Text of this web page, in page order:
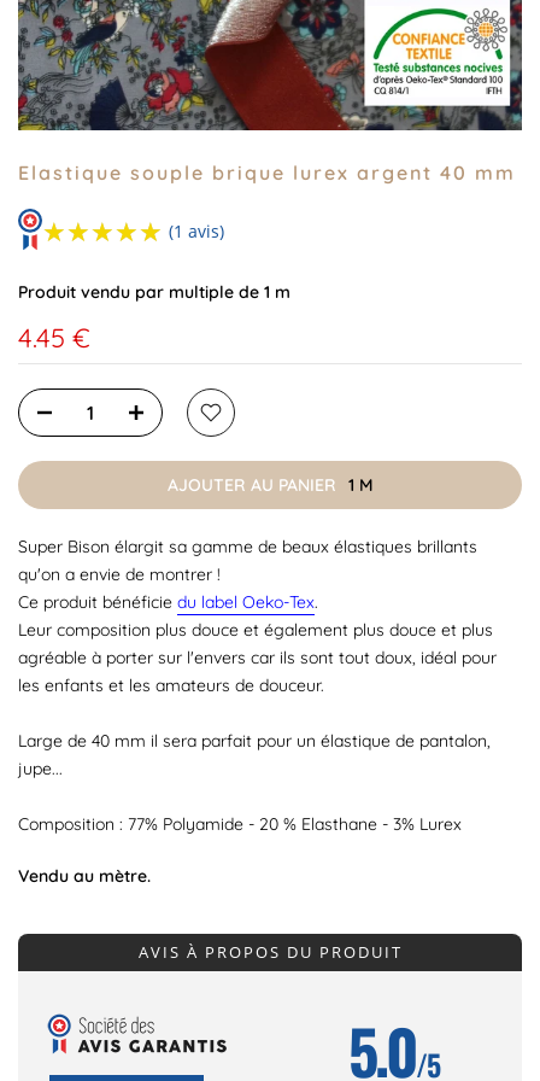
Elastique souple brique lurex argent 40 mm
★★★★★
★★★★★ (1 avis)
Produit vendu par multiple de 1 m
4.45 €
AJOUTER AU PANIER 1 M
Super Bison élargit sa gamme de beaux élastiques brillants
qu'on a envie de montrer !
Ce produit bénéficie du label Oeko-Tex.
Leur composition plus douce et également plus douce et plus
agréable à porter sur l'envers car ils sont tout doux, idéal pour
les enfants et les amateurs de douceur.
Large de 40 mm il sera parfait pour un élastique de pantalon,
jupe...
Composition : 77% Polyamide - 20 % Elasthane - 3% Lurex
Vendu au mètre.
AVIS À PROPOS DU PRODUIT
5.0/5